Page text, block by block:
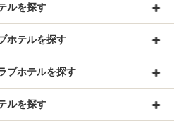
ルを探す
ホテルを探す
ブホテルを探す
ルを探す